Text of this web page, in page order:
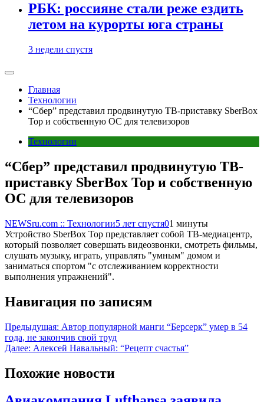
РБК: россияне стали реже ездить
летом на курорты юга страны
3 недели спустя
Главная
Технологии
“Сбер” представил продвинутую ТВ-приставку SberBox
Top и собственную ОС для телевизоров
Технологии
“Сбер” представил продвинутую ТВ-
приставку SberBox Top и собственную
ОС для телевизоров
NEWSru.com :: Технологии5 лет спустя01 минуты
Устройство SberBox Top представляет собой ТВ-медиацентр,
который позволяет совершать видеозвонки, смотреть фильмы,
слушать музыку, играть, управлять "умным" домом и
заниматься спортом "с отслеживанием корректности
выполнения упражнений".
Навигация по записям
Предыдущая: Автор популярной манги “Берсерк” умер в 54
года, не закончив свой труд
Далее: Алексей Навальный: “Рецепт счастья”
Похожие новости